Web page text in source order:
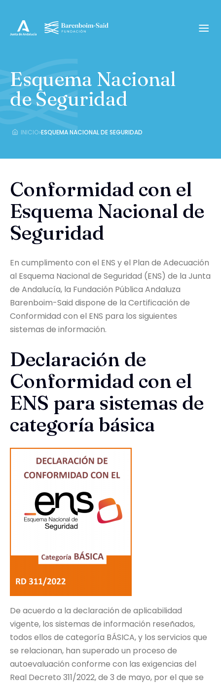
Esquema Nacional
de Seguridad
INICIO›ESQUEMA NACIONAL DE SEGURIDAD
Conformidad con el
Esquema Nacional de
Seguridad
En cumplimento con el ENS y el Plan de Adecuación
al Esquema Nacional de Seguridad (ENS) de la Junta
de Andalucía, la Fundación Pública Andaluza
Barenboim-Said dispone de la Certificación de
Conformidad con el ENS para los siguientes
sistemas de información.
Declaración de
Conformidad con el
ENS para sistemas de
categoría básica
De acuerdo a la declaración de aplicabilidad
vigente, los sistemas de información reseñados,
todos ellos de categoría BÁSICA, y los servicios que
se relacionan, han superado un proceso de
autoevaluación conforme con las exigencias del
Real Decreto 311/2022, de 3 de mayo, por el que se